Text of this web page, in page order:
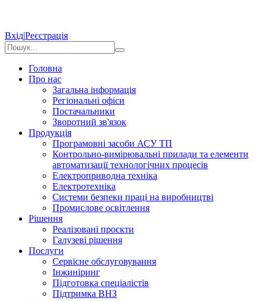
Вхід|Реєстрація
Головна
Про нас
Загальна інформація
Регіональні офіси
Постачальники
Зворотний зв'язок
Продукція
Програмовні засоби АСУ ТП
Контрольно-вимірювальні прилади та елементи
автоматизації технологічних процесів
Електроприводна техніка
Електротехніка
Системи безпеки праці на виробництві
Промислове освітлення
Рішення
Реалізовані проєкти
Галузеві рішення
Послуги
Сервісне обслуговування
Інжиніринг
Підготовка спеціалістів
Підтримка ВНЗ